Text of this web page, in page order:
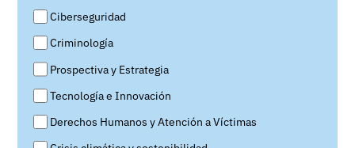
Ciberseguridad
Criminología
Prospectiva y Estrategia
Tecnología e Innovación
Derechos Humanos y Atención a Víctimas